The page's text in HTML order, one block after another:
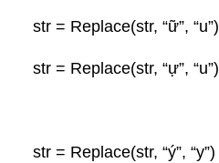
str = Replace(str, “ữ”, “u”)
str = Replace(str, “ự”, “u”)
str = Replace(str, “ý”, “y”)